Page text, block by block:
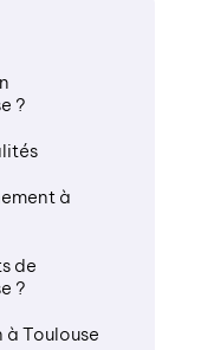
?
à
de
?
à Toulouse